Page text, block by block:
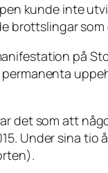
kunde inte
brottslingar
på
det som att
Under sina